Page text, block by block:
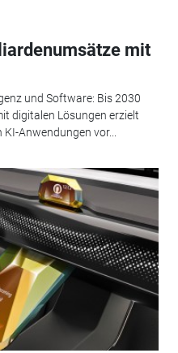
mit
und Software: Bis 2030
digitalen Lösungen erzielt
KI-Anwendungen vor...